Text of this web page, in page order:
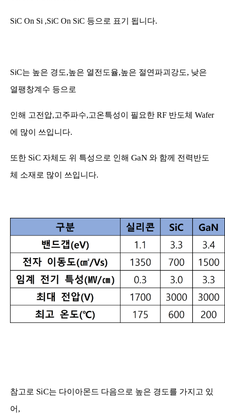
SiC On Si ,SiC On SiC 등으로 표기 됩니다.
SiC는 높은 경도,높은 열전도율,높은 절연파괴강도, 낮은
열팽창계수 등으로
인해 고전압,고주파수,고온특성이 필요한 RF 반도체 Wafer
에 많이 쓰입니다.
또한 SiC 자체도 위 특성으로 인해 GaN 와 함께 전력반도
체 소재로 많이 쓰입니다.
참고로 SiC는 다이아몬드 다음으로 높은 경도를 가지고 있
어 ,